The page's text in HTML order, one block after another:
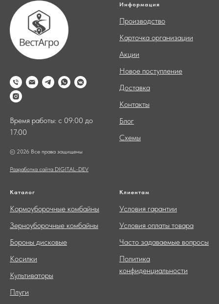
Время работы: с 09:00 до
17:00
© 2026 Все права защищены
Разработка сайта DIGITAL-DEV
Информация
Производство
Карточка организации
Акции
Новое поступление
Доставка
Контакты
Блог
Схемы
Каталог
Кормоуборочные комбайны
Зерноуборочные комбайны
Бороны дисковые
Косилки
Культиваторы
Плуги
Клиентам
Условия гарантии
Условия оплаты товара
Часто задаваемые вопросы
Политика
конфиденциальности